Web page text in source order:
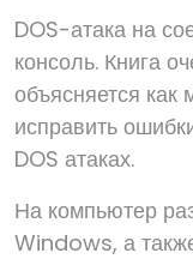
DOS-атака на
консоль. Книга
объясняется как
исправить
DOS атаках.
На компьютер
Windows, а